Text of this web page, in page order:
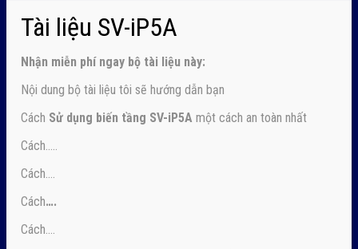
Tài liệu SV-iP5A
Nhận miễn phí ngay bộ tài liệu này:
Nội dung bộ tài liệu tôi sẽ hướng dẫn bạn
Cách Sử dụng biến tầng SV-iP5A một cách an toàn nhất
Cách…..
Cách….
Cách….
Cách….